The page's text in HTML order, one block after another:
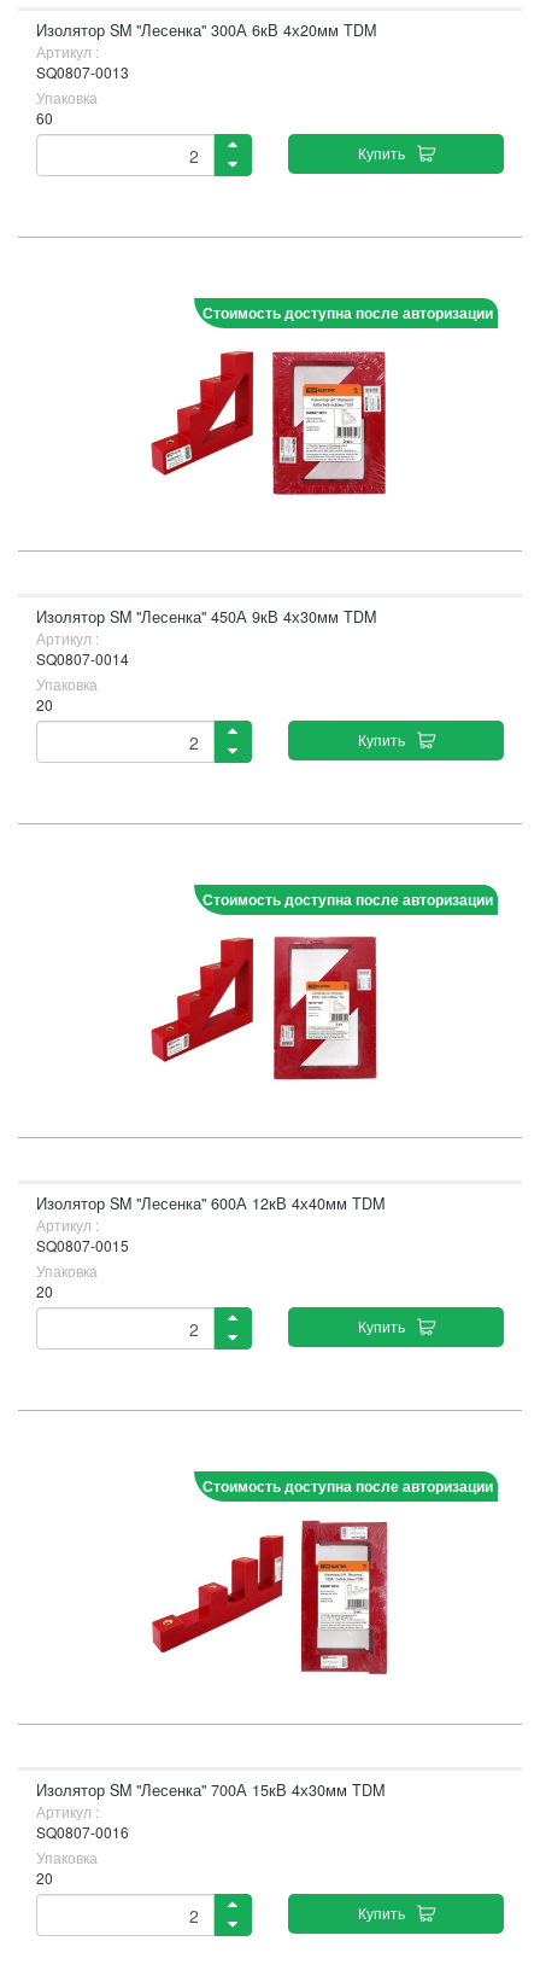
Изолятор SM "Лесенка" 300А 6кВ 4х20мм TDM
Артикул :
SQ0807-0013
Упаковка
60
Купить
Стоимость доступна после авторизации
Изолятор SM "Лесенка" 450А 9кВ 4х30мм TDM
Артикул :
SQ0807-0014
Упаковка
20
Купить
Стоимость доступна после авторизации
Изолятор SM "Лесенка" 600А 12кВ 4х40мм TDM
Артикул :
SQ0807-0015
Упаковка
20
Купить
Стоимость доступна после авторизации
Изолятор SM "Лесенка" 700А 15кВ 4х30мм TDM
Артикул :
SQ0807-0016
Упаковка
20
Купить